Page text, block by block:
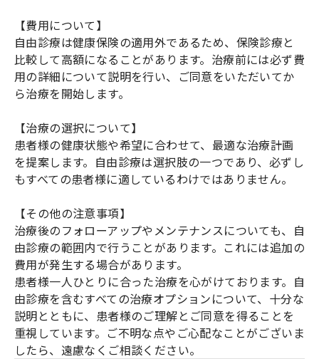
【費用について】
自由診療は健康保険の適用外であるため、保険診療と
比較して高額になることがあります。治療前には必ず費
用の詳細について説明を行い、ご同意をいただいてか
ら治療を開始します。
【治療の選択について】
患者様の健康状態や希望に合わせて、最適な治療計画
を提案します。自由診療は選択肢の一つであり、必ずし
もすべての患者様に適しているわけではありません。
【その他の注意事項】
治療後のフォローアップやメンテナンスについても、自
由診療の範囲内で行うことがあります。これには追加の
費用が発生する場合があります。
患者様一人ひとりに合った治療を心がけております。自
由診療を含むすべての治療オプションについて、十分な
説明とともに、患者様のご理解とご同意を得ることを
重視しています。ご不明な点やご心配なことがございま
したら、遠慮なくご相談ください。